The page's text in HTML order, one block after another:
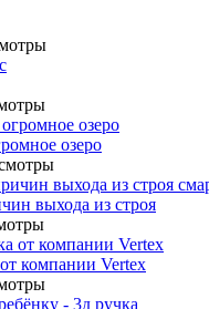
озеро
выхода из строя
компании Vertex